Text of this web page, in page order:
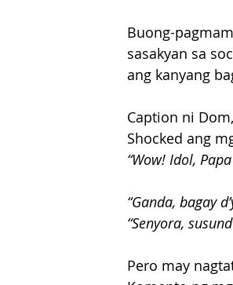
Buong-
sasakyan sa
ang kanyang
Caption ni Dom,
Shocked ang
“Wow! Idol,
“Ganda, bagay
“Senyora,
Pero may